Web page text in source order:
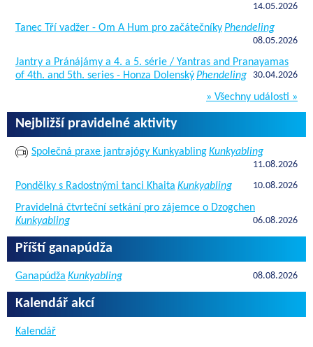
14.05.2026
Tanec Tří vadžer - Om A Hum pro začátečníkyPhendeling
08.05.2026
Jantry a Pránájámy a 4. a 5. série / Yantras and Pranayamas
of 4th. and 5th. series - Honza DolenskýPhendeling 30.04.2026
» Všechny události »
Nejbližší pravidelné aktivity
Společná praxe jantrajógy KunkyablingKunkyabling
11.08.2026
Pondělky s Radostnými tanci Khaita Kunkyabling 10.08.2026
Pravidelná čtvrteční setkání pro zájemce o Dzogchen
Kunkyabling
06.08.2026
Příští ganapúdža
Ganapúdža Kunkyabling 08.08.2026
Kalendář akcí
Kalendář